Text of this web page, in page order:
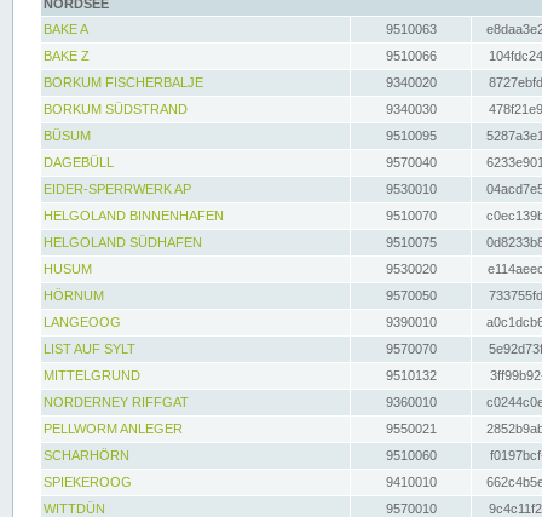
NORDSEE
BAKE A
9510063
BAKE Z
9510066
BORKUM FISCHERBALJE
9340020
BORKUM SÜDSTRAND
9340030
BÜSUM
9510095
DAGEBÜLL
9570040
EIDER-SPERRWERK AP
9530010
HELGOLAND BINNENHAFEN
9510070
HELGOLAND SÜDHAFEN
9510075
HUSUM
9530020
HÖRNUM
9570050
LANGEOOG
9390010
LIST AUF SYLT
9570070
MITTELGRUND
9510132
NORDERNEY RIFFGAT
9360010
PELLWORM ANLEGER
9550021
SCHARHÖRN
9510060
SPIEKEROOG
9410010
WITTDÜN
9570010